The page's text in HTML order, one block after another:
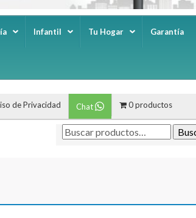
Infantil Tu Hogar Garantía
de Privacidad Chat 0 productos